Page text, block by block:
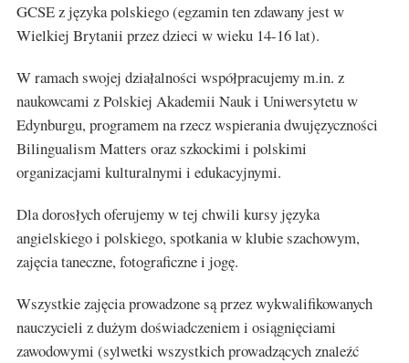
GCSE z języka polskiego (egzamin ten zdawany jest w
Wielkiej Brytanii przez dzieci w wieku 14-16 lat).
W ramach swojej działalności współpracujemy m.in. z
naukowcami z Polskiej Akademii Nauk i Uniwersytetu w
Edynburgu, programem na rzecz wspierania dwujęzyczności
Bilingualism Matters oraz szkockimi i polskimi
organizacjami kulturalnymi i edukacyjnymi.
Dla dorosłych oferujemy w tej chwili kursy języka
angielskiego i polskiego, spotkania w klubie szachowym,
zajęcia taneczne, fotograficzne i jogę.
Wszystkie zajęcia prowadzone są przez wykwalifikowanych
nauczycieli z dużym doświadczeniem i osiągnięciami
zawodowymi (sylwetki wszystkich prowadzących znaleźć